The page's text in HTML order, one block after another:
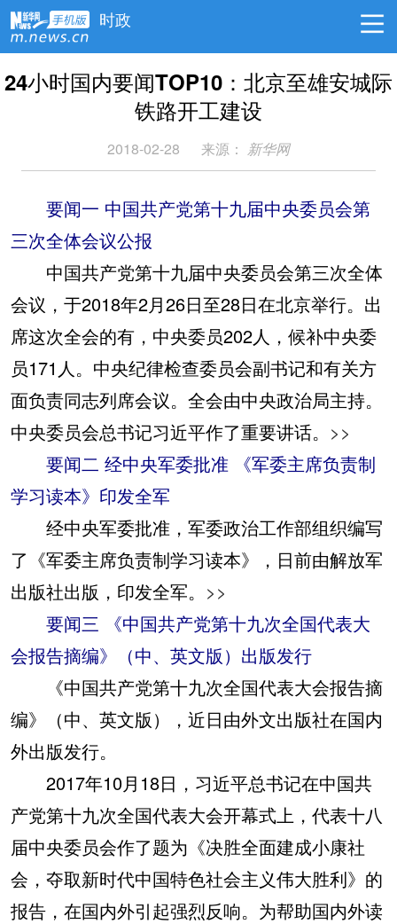
时政
24小时国内要闻TOP10：北京至雄安城际
铁路开工建设
2018-02-28 来源： 新华网
要闻一 中国共产党第十九届中央委员会第
三次全体会议公报
中国共产党第十九届中央委员会第三次全体
会议，于2018年2月26日至28日在北京举行。出
席这次全会的有，中央委员202人，候补中央委
员171人。中央纪律检查委员会副书记和有关方
面负责同志列席会议。全会由中央政治局主持。
中央委员会总书记习近平作了重要讲话。 >>
要闻二 经中央军委批准 《军委主席负责制
学习读本》印发全军
经中央军委批准，军委政治工作部组织编写
了《军委主席负责制学习读本》，日前由解放军
出版社出版，印发全军。 >>
要闻三 《中国共产党第十九次全国代表大
会报告摘编》（中、英文版）出版发行
《中国共产党第十九次全国代表大会报告摘
编》（中、英文版），近日由外文出版社在国内
外出版发行。
2017年10月18日，习近平总书记在中国共
产党第十九次全国代表大会开幕式上，代表十八
届中央委员会作了题为《决胜全面建成小康社
会，夺取新时代中国特色社会主义伟大胜利》的
报告，在国内外引起强烈反响。为帮助国内外读